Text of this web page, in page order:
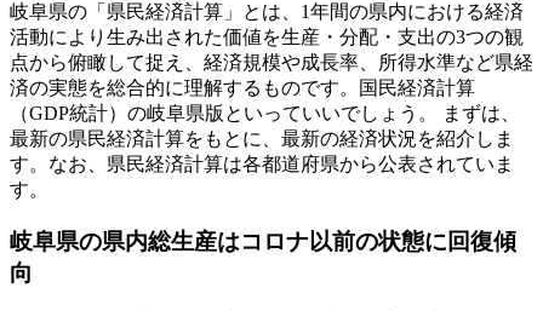
岐阜県の「県民経済計算」とは、1年間の県内における経済
活動により生み出された価値を生産・分配・支出の3つの観
点から俯瞰して捉え、経済規模や成長率、所得水準など県経
済の実態を総合的に理解するものです。国民経済計算
（GDP統計）の岐阜県版といっていいでしょう。 まずは、
最新の県民経済計算をもとに、最新の経済状況を紹介しま
す。なお、県民経済計算は各都道府県から公表されていま
す。
岐阜県の県内総生産はコロナ以前の状態に回復傾
向